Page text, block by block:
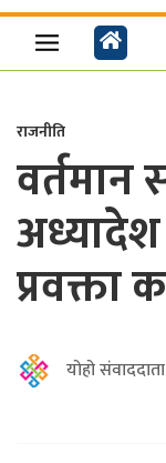
राजनीति
प्रवक्ता
योहो संवाददाता